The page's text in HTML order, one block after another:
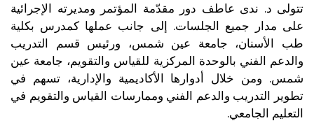
تتولى د. ندى عاطف دور مقدّمة المؤتمر ومديرته الإجرائية
على مدار جميع الجلسات. إلى جانب عملها كمدرس بكلية
طب الأسنان، جامعة عين شمس، ورئيس قسم التدريب
والدعم الفني بالوحدة المركزية للقياس والتقويم، جامعة عين
شمس. ومن خلال أدوارها الأكاديمية والإدارية، تسهم في
تطوير التدريب والدعم الفني وممارسات القياس والتقويم في
التعليم الجامعي.